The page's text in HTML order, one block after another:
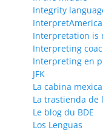
Integrity
InterpretAmerica
Interpretation is
Interpreting
Interpreting en
JFK
La cabina
La trastienda
Le blog du BDE
Los Lenguas